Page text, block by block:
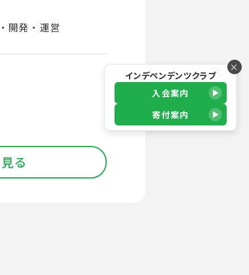
開発・運営
る
×
インデペンデンツクラブ
入会案内
寄付案内